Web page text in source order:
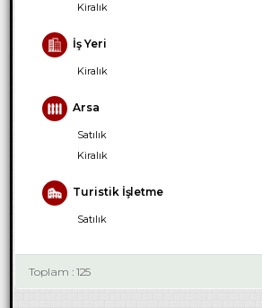
Kiralık
İş Yeri
Kiralık
Arsa
Satılık
Kiralık
Turistik İşletme
Satılık
Toplam : 125